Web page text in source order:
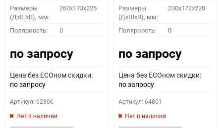
Размеры
(ДхШхВ), мм:
260x173x225
Полярность: 0
по запросу
Цена без ECOном скидки:
по запросу
Артикул: 62806
Нет в наличии
Размеры
(ДхШхВ), мм:
230x172x220
Полярность: 0
по запросу
Цена без ECOном скидки:
по запросу
Артикул: 64801
Нет в наличии